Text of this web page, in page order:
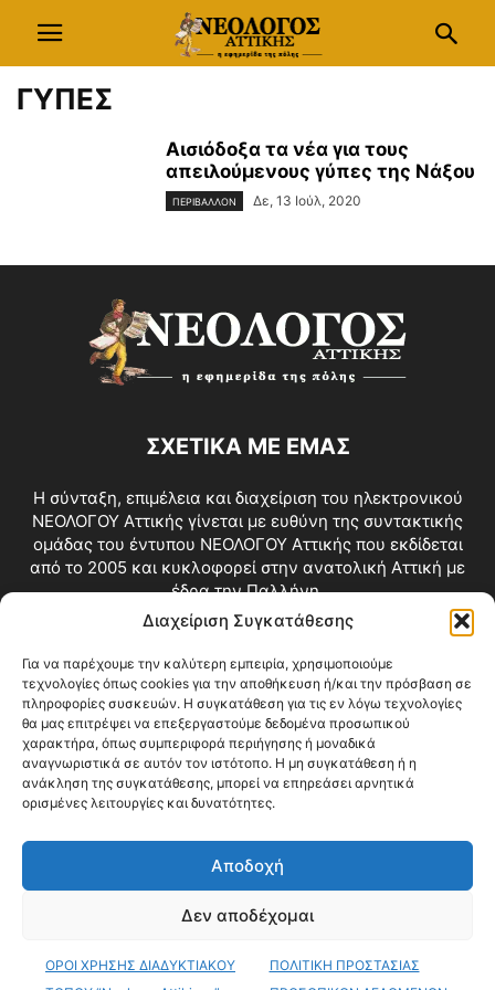
Διαχείριση Συγκατάθεσης
Για να παρέχουμε την καλύτερη εμπειρία, χρησιμοποιούμε
τεχνολογίες όπως cookies για την αποθήκευση ή/και την πρόσβαση σε
πληροφορίες συσκευών. Η συγκατάθεση για τις εν λόγω τεχνολογίες
θα μας επιτρέψει να επεξεργαστούμε δεδομένα προσωπικού
χαρακτήρα, όπως συμπεριφορά περιήγησης ή μοναδικά
αναγνωριστικά σε αυτόν τον ιστότοπο. Η μη συγκατάθεση ή η
ανάκληση της συγκατάθεσης, μπορεί να επηρεάσει αρνητικά
ορισμένες λειτουργίες και δυνατότητες.
Αποδοχή
Δεν αποδέχομαι
ΟΡΟΙ ΧΡΗΣΗΣ ΔΙΑΔΥΚΤΙΑΚΟΥ
ΠΟΛΙΤΙΚΗ ΠΡΟΣΤΑΣΙΑΣ
ΓΥΠΕΣ
Αισιόδοξα τα νέα για τους
απειλούμενους γύπες της Νάξου
ΠΕΡΙΒΑΛΛΟΝ Δε, 13 Ιούλ, 2020
ΣΧΕΤΙΚΑ ΜΕ ΕΜΑΣ
Η σύνταξη, επιμέλεια και διαχείριση του ηλεκτρονικού
ΝΕΟΛΟΓΟΥ Αττικής γίνεται με ευθύνη της συντακτικής
ομάδας του έντυπου ΝΕΟΛΟΓΟΥ Αττικής που εκδίδεται
από το 2005 και κυκλοφορεί στην ανατολική Αττική με
έδρα την Παλλήνη.
Επικοινωνία:info@neologosattikis.gr
ΑΚΟΛΟΥΘΗΣΕ ΜΑΣ
Videos Όροι Χρήσης
© Copyright 2026 ΝΕΟΛΟΓΟΣ ΑΤΤΙΚΗΣ • All Rights Reserved •